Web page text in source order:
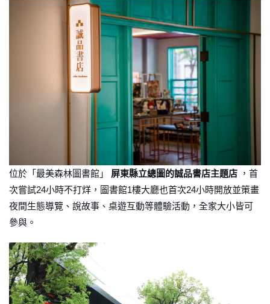
位於「最美森林圖書館」 屏東縣立總圖的誠品書店主題店 ，首
次嘗試24小時不打烊，圖書館1樓大廳也首次24小時開放並策畫
夜間生態導覽、說故事、桌遊互動等體驗活動，全家大小皆可
參與。